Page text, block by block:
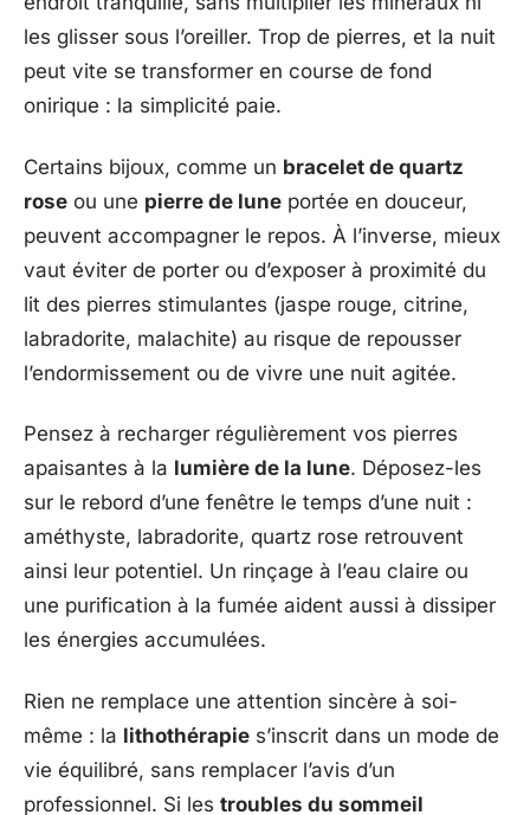
les glisser sous l’oreiller. Trop de pierres, et la nuit
peut vite se transformer en course de fond
onirique : la simplicité paie.
Certains bijoux, comme un bracelet de quartz
rose ou une pierre de lune portée en douceur,
peuvent accompagner le repos. À l’inverse, mieux
vaut éviter de porter ou d’exposer à proximité du
lit des pierres stimulantes (jaspe rouge, citrine,
labradorite, malachite) au risque de repousser
l’endormissement ou de vivre une nuit agitée.
Pensez à recharger régulièrement vos pierres
apaisantes à la lumière de la lune. Déposez-les
sur le rebord d’une fenêtre le temps d’une nuit :
améthyste, labradorite, quartz rose retrouvent
ainsi leur potentiel. Un rinçage à l’eau claire ou
une purification à la fumée aident aussi à dissiper
les énergies accumulées.
Rien ne remplace une attention sincère à soi-
même : la lithothérapie s’inscrit dans un mode de
vie équilibré, sans remplacer l’avis d’un
professionnel. Si les troubles du sommeil